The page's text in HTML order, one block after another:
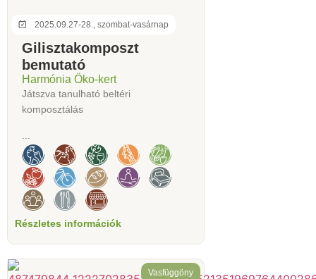
2025.09.27-28., szombat-vasárnap
Gilisztakomposzt
bemutató
Harmónia Öko-kert
Játszva tanulható beltéri
komposztálás
Részletes információk
Vasfüggöny